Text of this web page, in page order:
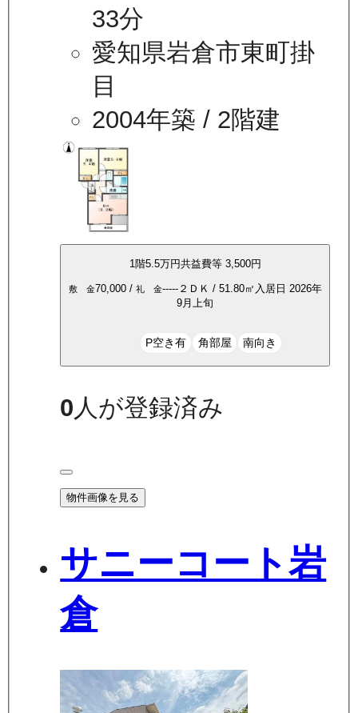
33分
愛知県岩倉市東町掛
目
2004年築 / 2階建
1階5.5万円共益費等 3,500円
敷 金70,000/ 礼 金-----２ＤＫ / 51.80㎡ 入居日 2026年
9月上旬
P空き有 角部屋 南向き
0 人が登録済み
物件画像を見る
サニーコート岩
倉